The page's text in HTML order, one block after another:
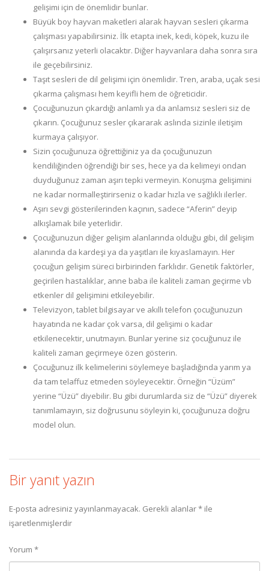
gelişimi için de önemlidir bunlar.
Büyük boy hayvan maketleri alarak hayvan sesleri çıkarma
çalışması yapabilirsiniz. İlk etapta inek, kedi, köpek, kuzu ile
çalışırsanız yeterli olacaktır. Diğer hayvanlara daha sonra sıra
ile geçebilirsiniz.
Taşıt sesleri de dil gelişimi için önemlidir. Tren, araba, uçak sesi
çıkarma çalışması hem keyifli hem de öğreticidir.
Çocuğunuzun çıkardığı anlamlı ya da anlamsız sesleri siz de
çıkarın. Çocuğunuz sesler çıkararak aslında sizinle iletişim
kurmaya çalışıyor.
Sizin çocuğunuza öğrettiğiniz ya da çocuğunuzun
kendiliğinden öğrendiği bir ses, hece ya da kelimeyi ondan
duyduğunuz zaman aşırı tepki vermeyin. Konuşma gelişimini
ne kadar normalleştirirseniz o kadar hızla ve sağlıklı ilerler.
Aşırı sevgi gösterilerinden kaçının, sadece “Aferin” deyip
alkışlamak bile yeterlidir.
Çocuğunuzun diğer gelişim alanlarında olduğu gibi, dil gelişim
alanında da kardeşi ya da yaşıtları ile kıyaslamayın. Her
çocuğun gelişim süreci birbirinden farklıdır. Genetik faktörler,
geçirilen hastalıklar, anne baba ile kaliteli zaman geçirme vb
etkenler dil gelişimini etkileyebilir.
Televizyon, tablet bilgisayar ve akıllı telefon çocuğunuzun
hayatında ne kadar çok varsa, dil gelişimi o kadar
etkilenecektir, unutmayın. Bunlar yerine siz çocuğunuz ile
kaliteli zaman geçirmeye özen gösterin.
Çocuğunuz ilk kelimelerini söylemeye başladığında yarım ya
da tam telaffuz etmeden söyleyecektir. Örneğin “Üzüm”
yerine “Üzü” diyebilir. Bu gibi durumlarda siz de “Üzü” diyerek
tanımlamayın, siz doğrusunu söyleyin ki, çocuğunuza doğru
model olun.
Bir yanıt yazın
E-posta adresiniz yayınlanmayacak. Gerekli alanlar* ile
işaretlenmişlerdir
Yorum *